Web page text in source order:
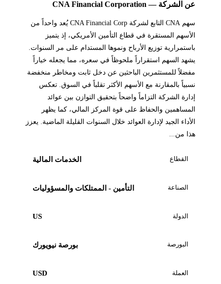
عن الشركة — CNA Financial Corporation
سهم CNA التابع لشركة CNA Financial Corp يُعد واحداً من
الأسهم المستقرة في قطاع التأمين الأمريكي، إذ يتميز
باستمرارية توزيع الأرباح ونموها المستدام على مر السنوات.
يشهد السهم استقراراً ملحوظاً في سعره، مما يجعله خياراً
مفضلاً للمستثمرين الباحثين عن دخل ثابت ومخاطر منخفضة
نسبياً بالمقارنة مع الأسهم الأكثر تقلباً في السوق. تعكس
إدارة الشركة التزاماً واضحاً بتحقيق التوازن بين عوائد
المساهمين والحفاظ على قوة المركز المالي، كما يظهر
الأداء الجيد لإدارة العوائد خلال السنوات القليلة الماضية. يعزز
هذا من...
القطاع الخدمات المالية
الصناعة التأمين - الممتلكات والمسؤوليات
الدولة US
البورصة بورصة نيويورك
العملة USD